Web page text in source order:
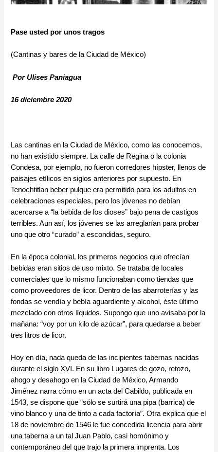
Pase usted por unos tragos
(Cantinas y bares de la Ciudad de México)
Por Ulises Paniagua
16 diciembre 2020
Las cantinas en la Ciudad de México, como las conocemos,
no han existido siempre. La calle de Regina o la colonia
Condesa, por ejemplo, no fueron corredores hípster, llenos de
paisajes etílicos en siglos anteriores por supuesto. En
Tenochtitlan beber pulque era permitido para los adultos en
celebraciones especiales, pero los jóvenes no debían
acercarse a “la bebida de los dioses” bajo pena de castigos
terribles. Aun así, los jóvenes se las arreglarían para probar
uno que otro “curado” a escondidas, seguro.
En la época colonial, los primeros negocios que ofrecían
bebidas eran sitios de uso mixto. Se trataba de locales
comerciales que lo mismo funcionaban como tiendas que
como proveedores de licor. Dentro de las abarroterías y las
fondas se vendía y bebía aguardiente y alcohol, éste último
mezclado con otros líquidos. Supongo que uno avisaba por la
mañana: “voy por un kilo de azúcar”, para quedarse a beber
tres litros de licor.
Hoy en día, nada queda de las incipientes tabernas nacidas
durante el siglo XVI. En su libro Lugares de gozo, retozo,
ahogo y desahogo en la Ciudad de México, Armando
Jiménez narra cómo en un acta del Cabildo, publicada en
1543, se dispone que “sólo se surtirá una pipa (barrica) de
vino blanco y una de tinto a cada factoría”. Otra explica que el
18 de noviembre de 1546 le fue concedida licencia para abrir
una taberna a un tal Juan Pablo, casi homónimo y
contemporáneo del que trajo la primera imprenta. Los